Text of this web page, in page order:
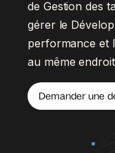
de Gestion des
gérer le
performance et
au même
Demander une